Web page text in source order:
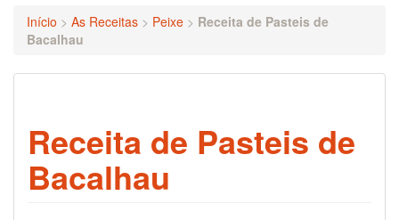
Início > As Receitas > Peixe > Receita de Pasteis de
Bacalhau
Receita de Pasteis de
Bacalhau